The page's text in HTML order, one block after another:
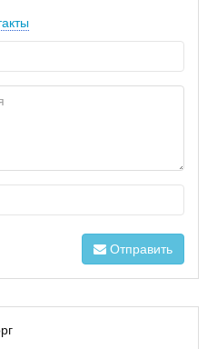
Отправить